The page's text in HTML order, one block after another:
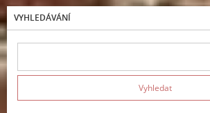
VYHLEDÁVÁNÍ